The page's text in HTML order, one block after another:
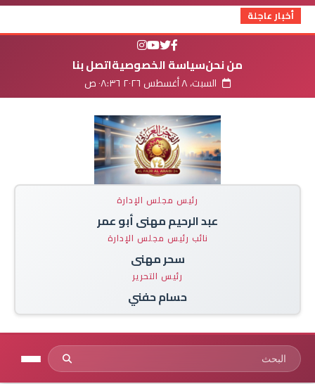
أخبار عاجلة
من نحنسياسة الخصوصيةاتصل بنا
السبت، ٨ أغسطس ٢٠٢٦ ٠٨:٣٦ ص
رئيس مجلس الإدارة
عبد الرحيم مهنى أبو عمر
نائب رئيس مجلس الإدارة
سحر مهنى
رئيس التحرير
حسام حفني